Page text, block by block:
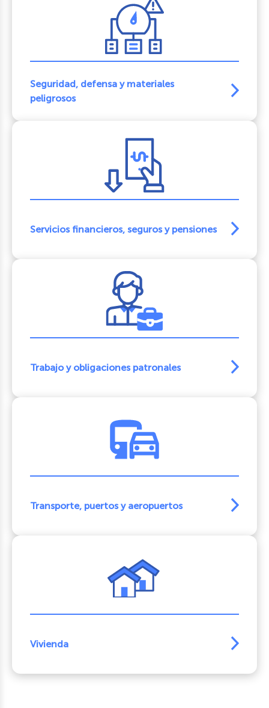
Seguridad, defensa y materiales
peligrosos
Servicios financieros, seguros y pensiones
Trabajo y obligaciones patronales
Transporte, puertos y aeropuertos
Vivienda